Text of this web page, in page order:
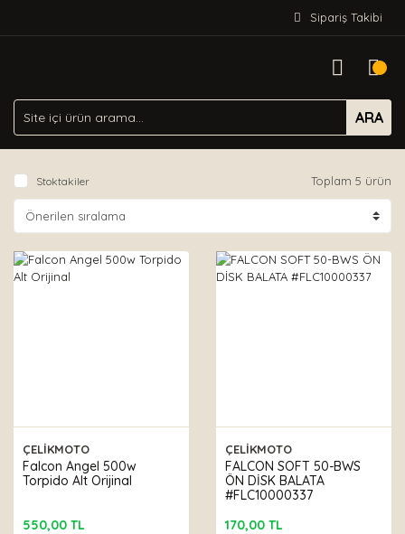
Sipariş Takibi
ARA
Stoktakiler Toplam 5 ürün
ÇELİKMOTO
Falcon Angel 500w
Torpido Alt Orijinal
550,00 TL
ÇELİKMOTO
FALCON SOFT 50-BWS
ÖN DİSK BALATA
#FLC10000337
170,00 TL